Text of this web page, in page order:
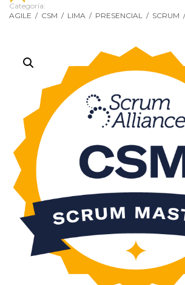
Categoría:
AGILE / CSM / LIMA / PRESENCIAL / SCRUM /